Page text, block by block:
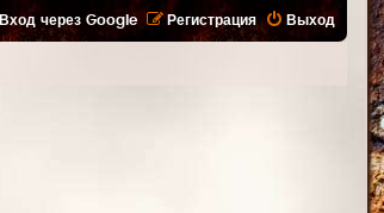
Выход
Регистрация
Вход через Google